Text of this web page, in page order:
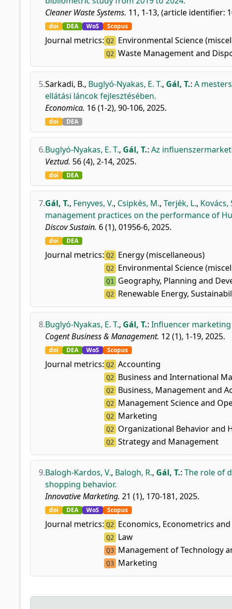
Cleaner Waste Systems. 11, 1-13, (article identifier:
doi DEA WoS Scopus
Journal metrics: Q2 Environmental Science
Q2 Waste Management and
5.Sarkadi, B., Buglyó-Nyakas, E. T., Gál, T.: A
ellátási láncok fejlesztésében.
Economica. 16 (1-2), 90-106, 2025.
doi DEA
6.Buglyó-Nyakas, E. T., Gál, T.: Az
Veztud. 56 (4), 2-14, 2025.
doi DEA
7.Gál, T., Fenyves, V., Csipkés, M., Terjék, L., Kovács,
management practices on the performance of
Discov Sustain. 6 (1), 01956-6, 2025.
doi DEA
Journal metrics: Q2 Energy (miscellaneous)
Q2 Environmental Science
Q1 Geography, Planning and
Q2 Renewable Energy,
8.Buglyó-Nyakas, E. T., Gál, T.: Influencer
Cogent Business & Management. 12 (1), 1-19, 2025.
doi DEA WoS Scopus
Journal metrics: Q2 Accounting
Q2 Business and International
Q2 Business, Management and
Q2 Management Science and
Q2 Marketing
Q2 Organizational Behavior and
Q2 Strategy and Management
9.Balogh-Kardos, V., Balogh, R., Gál, T.: The role of
shopping behavior.
Innovative Marketing. 21 (1), 170-181, 2025.
doi DEA WoS Scopus
Journal metrics: Q2 Economics, Econometrics
Q2 Law
Q3 Management of Technology
Q3 Marketing